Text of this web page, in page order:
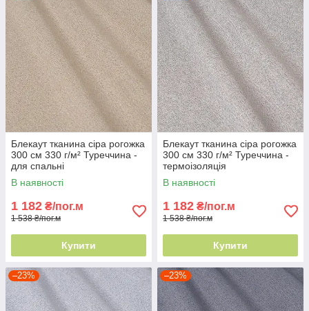
Блекаут тканина сіра рогожка
300 см 330 г/м² Туреччина -
для спальні
В наявності
1 182 ₴/пог.м
1 538 ₴/пог.м
Купити
Блекаут тканина сіра рогожка
300 см 330 г/м² Туреччина -
термоізоляція
В наявності
1 182 ₴/пог.м
1 538 ₴/пог.м
Купити
–23% –23%